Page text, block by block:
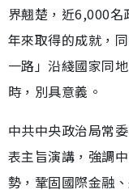
界翹楚，近6,000名
年來取得的成就，
一路」沿綫國家同
時，別具意義。
中共中央政治局常
表主旨演講，強調
勢，鞏固國際金融